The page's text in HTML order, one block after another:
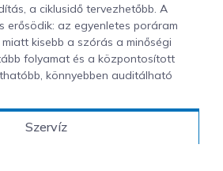
Szervíz
a ciklusidő tervezhetőbb. A
erősödik: az egyenletes poráram
kisebb a szórás a minőségi
folyamat és a központosított
könnyebben auditálható